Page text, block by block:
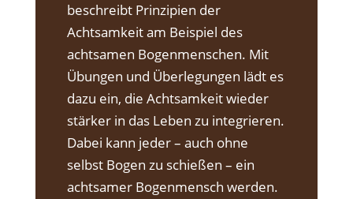
beschreibt Prinzipien der
Achtsamkeit am Beispiel des
achtsamen Bogenmenschen. Mit
Übungen und Überlegungen lädt es
dazu ein, die Achtsamkeit wieder
stärker in das Leben zu integrieren.
Dabei kann jeder – auch ohne
selbst Bogen zu schießen – ein
achtsamer Bogenmensch werden.